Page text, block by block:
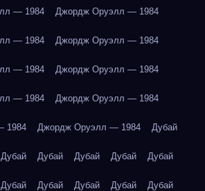
— 1984 Джордж Оруэлл — 1984
— 1984 Джордж Оруэлл — 1984
— 1984 Джордж Оруэлл — 1984
— 1984 Джордж Оруэлл — 1984
1984 Джордж Оруэлл — 1984 Дубай
Дубай Дубай Дубай Дубай Дубай
Дубай Дубай Дубай Дубай Дубай